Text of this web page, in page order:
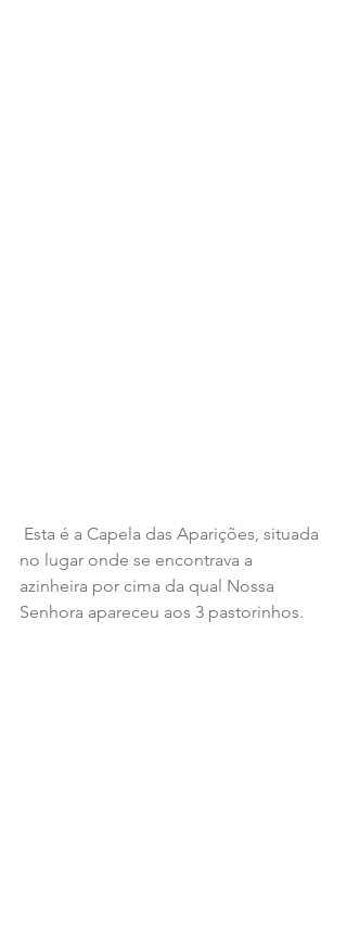
no lugar onde se encontrava a
azinheira por cima da qual Nossa
Senhora apareceu aos 3 pastorinhos.